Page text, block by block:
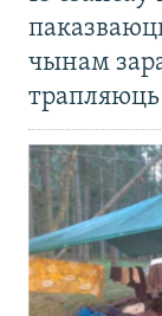
чынам
трапляюць